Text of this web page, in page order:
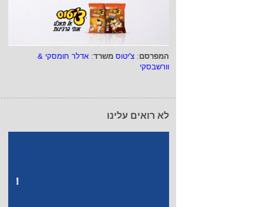
המפרסם: צ'יטוס משרד: אדלר חומסקי &
וורשבסקי
לא רואים עלינו